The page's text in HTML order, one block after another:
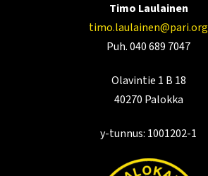
Timo Laulainen
timo.laulainen@pari.org
Puh. 040 689 7047
Olavintie 1 B 18
40270 Palokka
y-tunnus: 1001202-1